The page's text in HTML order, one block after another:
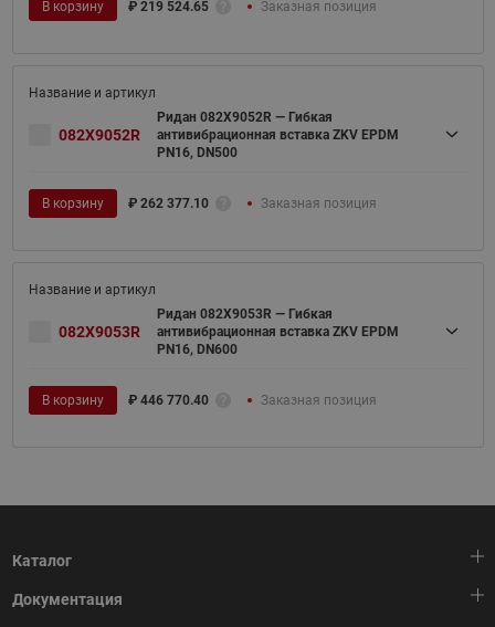
В корзину ₽ 219 524.65 Заказная позиция
082X9052R
Ридан 082X9052R — Гибкая
антивибрационная вставка ZKV EPDM
PN16, DN500
В корзину ₽ 262 377.10 Заказная позиция
082X9053R
Ридан 082X9053R — Гибкая
антивибрационная вставка ZKV EPDM
PN16, DN600
В корзину ₽ 446 770.40 Заказная позиция
Каталог
Тепловая автоматика
Документация